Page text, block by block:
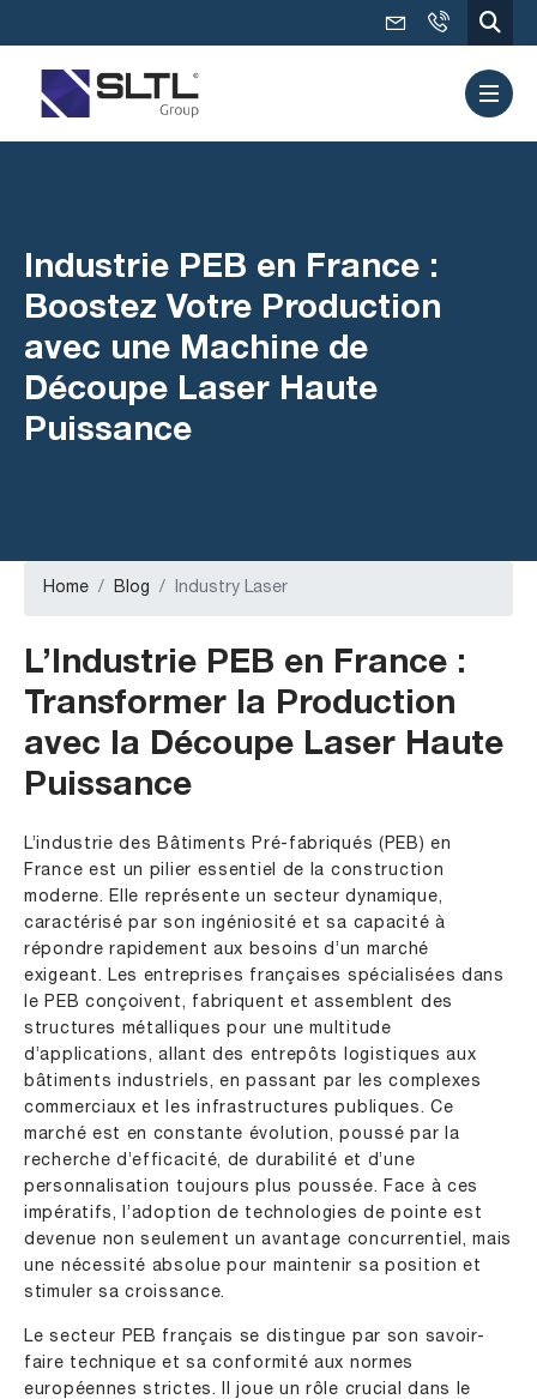
Industrie PEB en France :
Boostez Votre Production
avec une Machine de
Découpe Laser Haute
Puissance
Home Blog Industry Laser
L’Industrie PEB en France :
Transformer la Production
avec la Découpe Laser Haute
Puissance
L’industrie des Bâtiments Pré-fabriqués (PEB) en
France est un pilier essentiel de la construction
moderne. Elle représente un secteur dynamique,
caractérisé par son ingéniosité et sa capacité à
répondre rapidement aux besoins d’un marché
exigeant. Les entreprises françaises spécialisées dans
le PEB conçoivent, fabriquent et assemblent des
structures métalliques pour une multitude
d’applications, allant des entrepôts logistiques aux
bâtiments industriels, en passant par les complexes
commerciaux et les infrastructures publiques. Ce
marché est en constante évolution, poussé par la
recherche d’efficacité, de durabilité et d’une
personnalisation toujours plus poussée. Face à ces
impératifs, l’adoption de technologies de pointe est
devenue non seulement un avantage concurrentiel, mais
une nécessité absolue pour maintenir sa position et
stimuler sa croissance.
Le secteur PEB français se distingue par son savoir-
faire technique et sa conformité aux normes
européennes strictes. Il joue un rôle crucial dans le